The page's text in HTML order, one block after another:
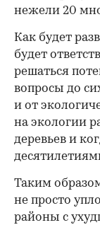
нежели 20
Как будет
будет
решаться
вопросы до
и от
на экологии
деревьев и
Таким
не просто
районы с